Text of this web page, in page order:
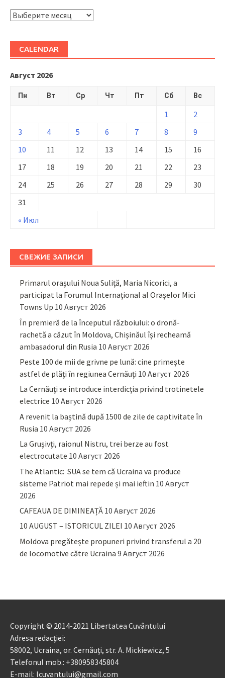
ARHIVĂ
CALENDAR
Август 2026
Пн Вт Ср Чт Пт Сб Вс
« Июл
1
2
3
4 5 6 7 8
9
10
11 12 13 14 15
16
17
18 19 20 21 22
23
24
25 26 27 28 29
30
31
СВЕЖИЕ ЗАПИСИ
Primarul orașului Noua Suliță, Maria Nicorici, a
participat la Forumul Internațional al Orașelor Mici
Towns Up 10 Август 2026
În premieră de la începutul războiului: o dronă-
rachetă a căzut în Moldova, Chișinăul își recheamă
ambasadorul din Rusia 10 Август 2026
Peste 100 de mii de grivne pe lună: cine primește
astfel de plăți în regiunea Cernăuți 10 Август 2026
La Cernăuți se introduce interdicția privind trotinetele
electrice 10 Август 2026
A revenit la baștină după 1500 de zile de captivitate în
Rusia 10 Август 2026
La Grușivți, raionul Nistru, trei berze au fost
electrocutate 10 Август 2026
The Atlantic: SUA se tem că Ucraina va produce
sisteme Patriot mai repede și mai ieftin 10 Август
2026
CAFEAUA DE DIMINEAȚĂ 10 Август 2026
10 AUGUST – ISTORICUL ZILEI 10 Август 2026
Moldova pregătește propuneri privind transferul a 20
de locomotive către Ucraina 9 Август 2026
Copyright © 2014-2021 Libertatea Cuvântului
Adresa redacției:
58002, Ucraina, or. Cernăuți, str. A. Mickiewicz, 5
Telefonul mob.: +380958345804
E-mail: lcuvantului@gmail.com